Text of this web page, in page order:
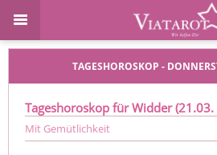
TAGESHOROSKOP -
Tageshoroskop für Widder (21.03.
Mit Gemütlichkeit